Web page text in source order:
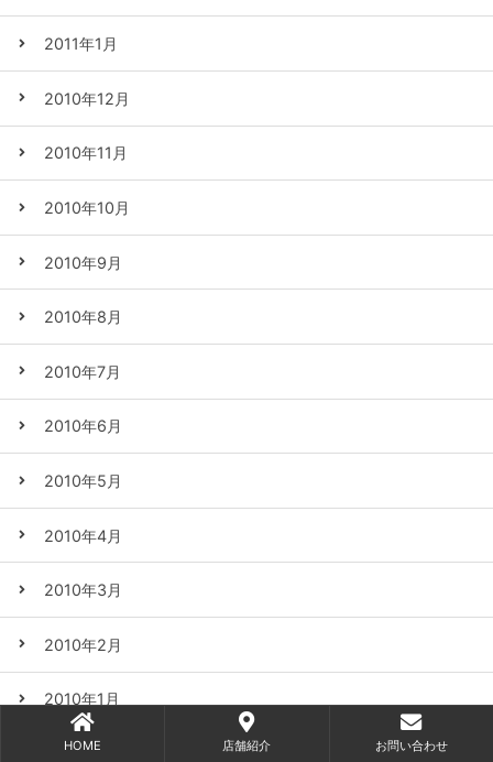
2011年1月
2010年12月
2010年11月
2010年10月
2010年9月
2010年8月
2010年7月
2010年6月
2010年5月
2010年4月
2010年3月
2010年2月
2010年1月
2009年12月
HOME 店舗紹介 お問い合わせ